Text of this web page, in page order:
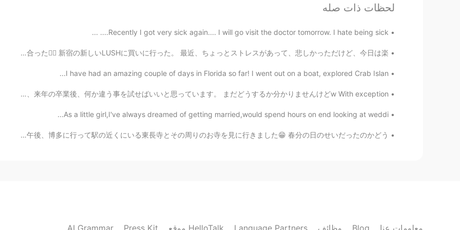
Jessie
so colorful
CN
EN
Have a good day!💕
لحظات ذات صله
Recently I got very sick again.... I will go visit the doctor tomorrow. I hate being sick.... ...
今日は友達に会ったんだ。 今、友達は英語を勉強している、私たちが英語と日本語で話し合った👯‍♀️ 新宿の新しいLUSHに買いに行った。 最近、ちょっとストレスがあって、悲しかっただけど、今日は楽...
I have had an amazing couple of days in Florida so far! I went out on a boat, explored Crab Islan...
一年間を除いて、生まれた時からずっとこの街に住んでいます。綺麗な場所けど、来年の卒業後、何か違う事を試せばいいと思っています。 まだどうするか分かりませんけどw With exception ...
As a little girl,I've always dreamed of getting married,would spend hours on end looking at weddi...
九州旅ログ その2 お疲れ様でした！皆さんはこの春分の日をどんな風に過しましたか？ 私は午後、博多に行って駅の近くにいる東長寺とその周りのお寺を見に行きました😁 春分の日のせいだったのかどう...
AI Grammar Press Kit موقع HelloTalk Language Partners وظائف Blog معلومات عنا